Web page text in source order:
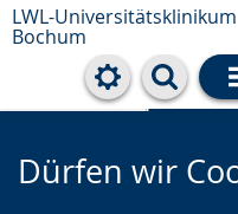
LWL-Universitätsklinikum
Bochum
Dürfen wir